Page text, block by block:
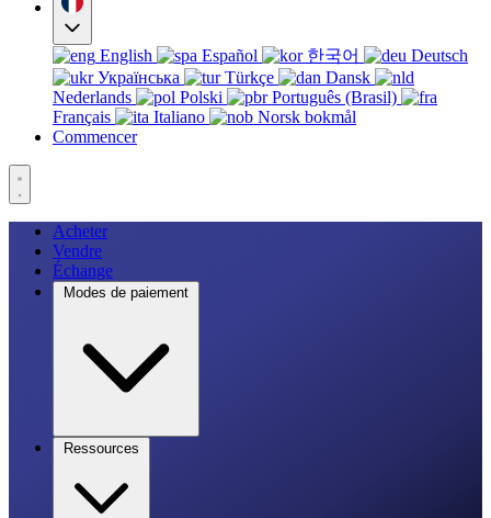
English Español 한국어
Deutsch
Українська
Türkçe
Dansk
Nederlands
Polski
Português (Brasil)
Français
Italiano
Norsk bokmål
Commencer
Acheter
Vendre
Échange
Modes de paiement
Ressources